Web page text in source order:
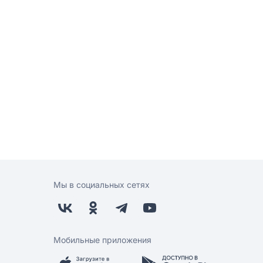
Мы в социальных сетях
Мобильные приложения